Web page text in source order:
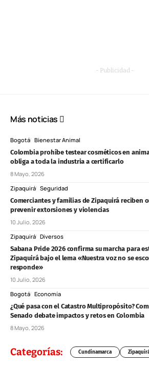
- Publicidad -
Más noticias
Bogotá Bienestar Animal
Colombia prohíbe testear cosméticos en
obliga a toda la industria a certificarlo
8 Mayo, 2026
Zipaquirá Seguridad
Comerciantes y familias de Zipaquirá reciben
prevenir extorsiones y violencias
10 Julio, 2026
Zipaquirá Diversos
Sabana Pride 2026 confirma su marcha para
Zipaquirá bajo el lema «Nuestra voz no se
responde»
10 Julio, 2026
Bogotá Economía
¿Qué pasa con el Catastro Multipropósito?
Senado debate impactos y retos en Colombia
8 Mayo, 2026
Categorías: Cundinamarca